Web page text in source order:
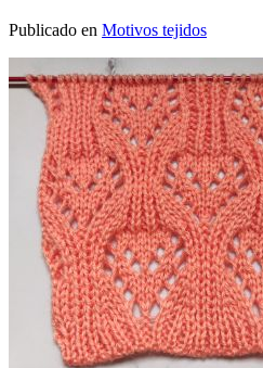
Publicado en Motivos tejidos